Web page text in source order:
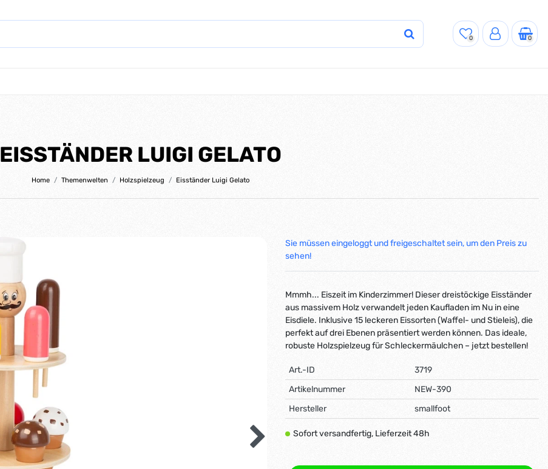
0 0
EISSTÄNDER LUIGI GELATO
Home Themenwelten Holzspielzeug Eisständer Luigi Gelato
Sie müssen eingeloggt und freigeschaltet sein, um den Preis zu
sehen!
Mmmh... Eiszeit im Kinderzimmer! Dieser dreistöckige Eisständer
aus massivem Holz verwandelt jeden Kaufladen im Nu in eine
Eisdiele. Inklusive 15 leckeren Eissorten (Waffel- und Stieleis), die
perfekt auf drei Ebenen präsentiert werden können. Das ideale,
robuste Holzspielzeug für Schleckermäulchen – jetzt bestellen!
Art.-ID
3719
Artikelnummer
NEW-390
Hersteller
smallfoot
Sofort versandfertig, Lieferzeit 48h